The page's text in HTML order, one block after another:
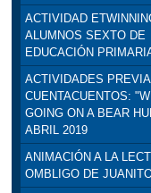
ACTIVIDAD
ALUMNOS SEXTO DE
EDUCACIÓN
ACTIVIDADES
CUENTACUENTOS:
GOING ON A BEAR
ABRIL 2019
ANIMACIÓN A LA
OMBLIGO DE